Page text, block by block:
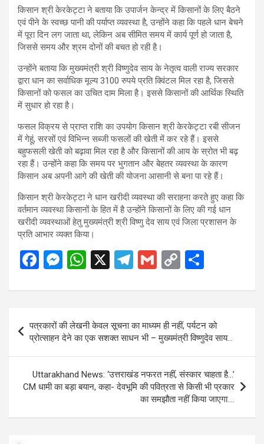
किसान श्री केरकेट्टा ने बताया कि उपार्जन केन्द्र में किसानों के लिए बैठने
एवं पीने के स्वच्छ पानी की पर्याप्त व्यवस्था है, उन्होंने कहा कि पहले धान बेचने
में पूरा दिन लग जाता था, लेकिन अब सीमित समय में कार्य पूर्ण हो जाता है,
जिससे समय और श्रम दोनों की बचत हो रही है।
उन्होंने बताया कि मुख्यमंत्री श्री विष्णुदेव साय के नेतृत्व वाली राज्य सरकार
द्वारा धान का सर्वाधिक मूल्य 3100 रुपये प्रति क्विंटल मिल रहा है, जिससे
किसानों को फसल का उचित दाम मिला है। इससे किसानों की आर्थिक स्थिति
में सुधार हो रहा है।
फसल विक्रय से प्राप्त राशि का उपयोग किसान श्री केरकेट्टा रबी सीजन
में गेहूं, सरसों एवं विभिन्न सब्जी फसलों की खेती में कर रहे हैं। इससे
बहुफसली खेती को बढ़ावा मिल रहा है और किसानों की आय के स्रोत भी बढ़
रहा हैं। उन्होंने कहा कि समय पर भुगतान और बेहतर व्यवस्था के कारण
किसान अब अपनी आगे की खेती की योजना आसानी से बना पा रहे हैं।
किसान श्री केरकेट्टा ने धान खरीदी व्यवस्था की सराहना करते हुए कहा कि
वर्तमान व्यवस्था किसानों के हित में है उन्होंने किसानों के लिए की गई धान
खरीदी व्यवस्थाओं हेतु मुख्यमंत्री श्री विष्णु देव साय एवं जिला प्रशासन के
प्रति आभार व्यक्त किया।
F
ce
o
o
k
M
se
n
g
er
W
at
s
A
p
p
X
T
e
a
m
G
ail
C
py
Li
n
k
ar
navigation
पत्रकारों की लेखनी केवल सूचना का माध्यम ही नहीं, पर्यटन को
प्रोत्साहन देने का एक सशक्त साधन भी – मुख्यमंत्री विष्णुदेव साय…
Uttarakhand News: ‘उत्तराखंड नफरत नहीं, संस्कार चाहता है…’
CM धामी का बड़ा बयान, कहा- देवभूमि की पवित्रता से किसी भी प्रकार
का समझौता नहीं किया जाएगा….